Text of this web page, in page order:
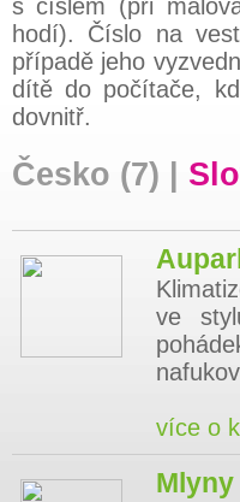
s číslem (při
hodí). Číslo na
případě jeho
dítě do počítače,
dovnitř.
Česko (7) |
ve
více o